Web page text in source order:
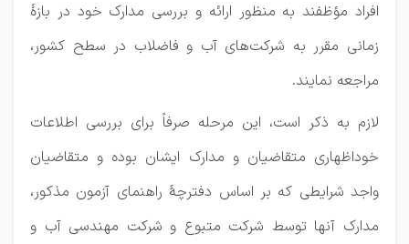
افراد مؤظفند به منظور ارائه و بررسی مدارک خود در بازۀ
زمانی مقرر به شرکت‌های آب و فاضلاب در سطح کشور،
مراجعه نمایند.
لازم به ذکر است، این مرحله صرفاً برای بررسی اطلاعات
خوداظهاری متقاضیان و مدارک ایشان بوده و متقاضیان
واجد شرایطی که بر اساس دفترچۀ راهنمای آزمون مذکور،
مدارک آنها توسط شرکت متبوع و شرکت مهندسی آب و